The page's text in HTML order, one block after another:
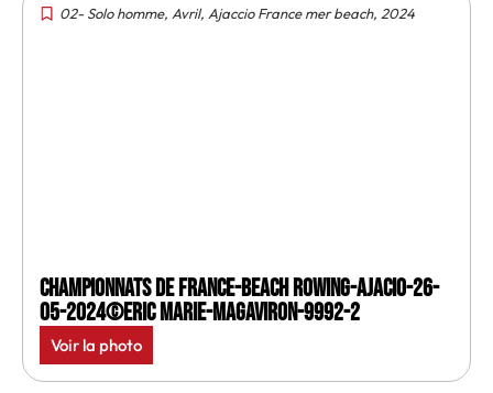
02- Solo homme, Avril, Ajaccio France mer beach, 2024
Championnats de France-Beach rowing-Ajacio-26-
05-2024©Eric Marie-MagAviron-9992-2
Voir la photo